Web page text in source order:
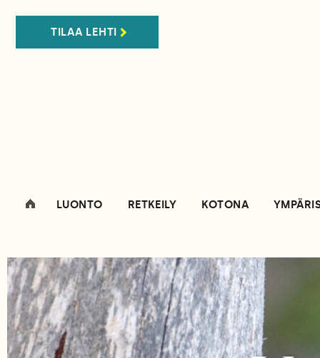
TILAA LEHTI
LUONTO RETKEILY KOTONA